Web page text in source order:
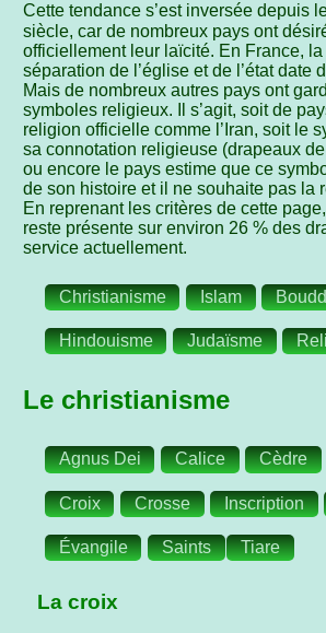
Cette tendance s’est inversée depuis
siècle, car de nombreux pays ont
officiellement leur laïcité. En France,
séparation de l’église et de l’état date
Mais de nombreux autres pays ont
symboles religieux. Il s’agit, soit de
religion officielle comme l’Iran, soit le
sa connotation religieuse (drapeaux
ou encore le pays estime que ce
de son histoire et il ne souhaite pas la
En reprenant les critères de cette
reste présente sur environ 26 % des
service actuellement.
Christianisme Islam
Hindouisme Judaïsme
Le christianisme
Agnus Dei Calice Cèdre
Croix Crosse Inscription
Évangile Saints Tiare
La croix